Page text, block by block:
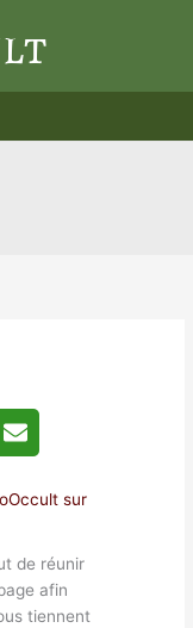
sur
de réunir
afin
tiennent